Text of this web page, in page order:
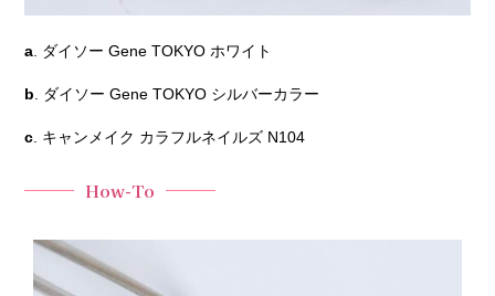
a . ダイソー Gene TOKYO ホワイト
b . ダイソー Gene TOKYO シルバーカラー
c . キャンメイク カラフルネイルズ N104
How-To